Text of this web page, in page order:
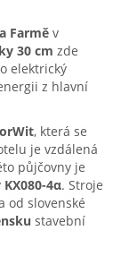
Farmě v
30 cm zde
elektrický
z hlavní
, která se
je vzdálená
půjčovny je
KX080-4α. Stroje
od slovenské
stavební